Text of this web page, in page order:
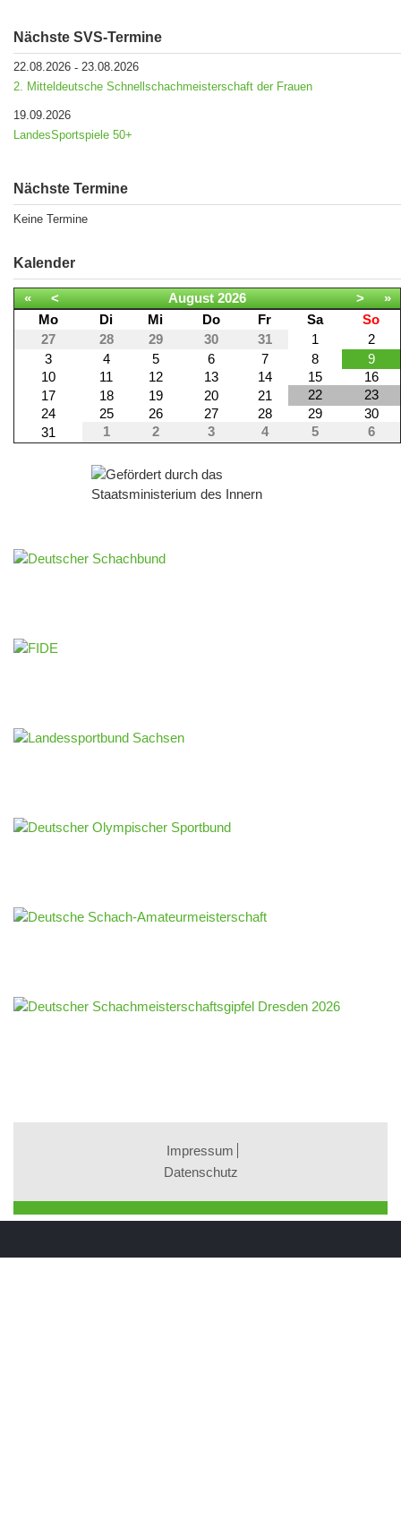
Nächste SVS-Termine
22.08.2026 - 23.08.2026
2. Mitteldeutsche Schnellschachmeisterschaft der Frauen
19.09.2026
LandesSportspiele 50+
Nächste Termine
Keine Termine
Kalender
« < August 2026 >
»
Mo
Di Mi Do Fr Sa
So
27
28 29 30 31 1
2
3
4 5 6 7 8
9
10
11 12 13 14 15
16
17
18 19 20 21 22
23
24
25 26 27 28 29
30
31
1 2 3 4 5 6
Impressum
Datenschutz